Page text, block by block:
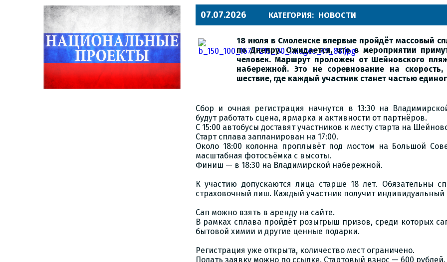
07.07.2026 КАТЕГОРИЯ: НОВОСТИ
18 июля в Смоленске впервые пройдёт массовый
по Днепру. Ожидается, что в мероприятии
человек. Маршрут проложен от Шейновского
набережной. Это не соревнование на
шествие, где каждый участник станет частью
Сбор и очная регистрация начнутся в 13:30 на
будут работать сцена, ярмарка и активности от партнёров.
С 15:00 автобусы доставят участников к месту старта на
Старт сплава запланирован на 17:00.
Около 18:00 колонна проплывёт под мостом на Большой
масштабная фотосъёмка с высоты.
Финиш — в 18:30 на Владимирской набережной.
К участию допускаются лица старше 18 лет. Обязательны
страховочный лиш. Каждый участник получит индивидуальный
Сап можно взять в аренду на сайте.
В рамках сплава пройдёт розыгрыш призов, среди которых
бытовой химии и другие ценные подарки.
Регистрация уже открыта, количество мест ограничено.
Подать заявку можно по ссылке. Стартовый взнос — 600 рублей.